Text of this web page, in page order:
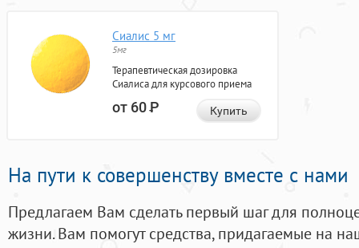
Сиалис 5 мг
5мг
Терапевтическая дозировка
Сиалиса для курсового приема
от 60Р Купить
На пути к совершенству вместе с нами
Предлагаем Вам сделать первый шаг для
жизни. Вам помогут средства, придагаемые на